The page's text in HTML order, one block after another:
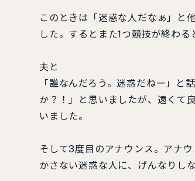
このときは「迷惑な人だなぁ」と
した。するとまた1つ競技が終わる
夫と
「誰なんだろう。迷惑だねー」
か？！」と思いましたが、遠くて
いました。
そして3度目のアナウンス。アナ
かさない迷惑な人に、げんなりし